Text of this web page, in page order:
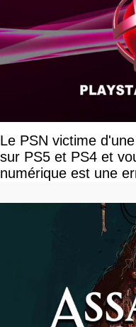
Le PSN victime
sur PS5 et PS4 et
numérique est une